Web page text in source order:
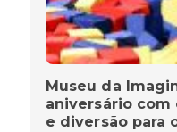
Museu da
aniversário com
e diversão para